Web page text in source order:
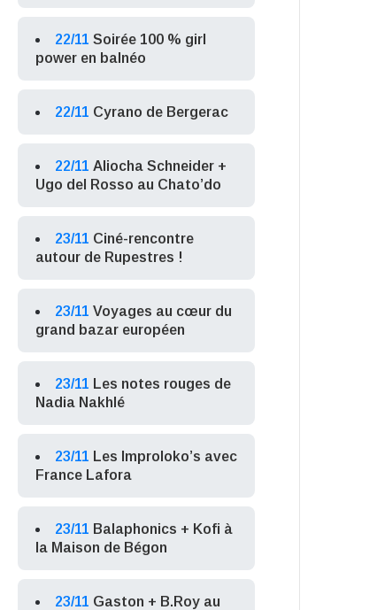
22/11 Soirée 100 % girl
power en balnéo
22/11 Cyrano de Bergerac
22/11 Aliocha Schneider +
Ugo del Rosso au Chato’do
23/11 Ciné-rencontre
autour de Rupestres !
23/11 Voyages au cœur du
grand bazar européen
23/11 Les notes rouges de
Nadia Nakhlé
23/11 Les Improloko’s avec
France Lafora
23/11 Balaphonics + Kofi à
la Maison de Bégon
23/11 Gaston + B.Roy au